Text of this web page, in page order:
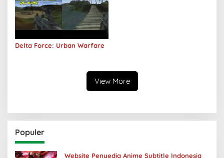
Delta Force: Urban Warfare
View More
Populer
Website Penyedia Anime Subtitle Indonesia